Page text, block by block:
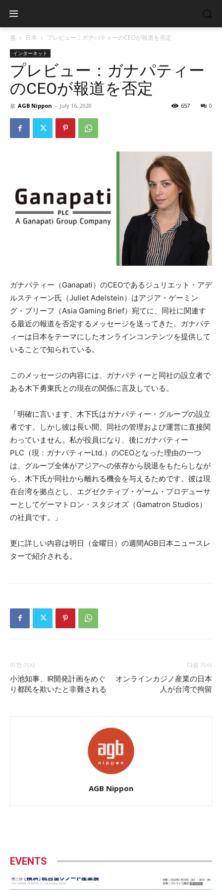
홈 日本 プレビュー：ガナパティーのCEOが報道を否定
インターネット
プレビュー：ガナパティー
のCEOが報道を否定
로 AGB Nippon - July 16, 2020 0
657
ガナパティー（Ganapati）のCEOであるジュリエット・アデ
ルスティーン氏（Juliet Adelstein）はアジア・ゲーミン
グ・ブリーフ（Asia Gaming Brief）宛てに、同社に関連す
る最近の報道を否定するメッセージを送ってきた。ガナパテ
ィーは日本をテーマにしたオンラインコンテンツを提供して
いることで知られている。
このメッセージの内容には、ガナパティーと同社の設立者で
ある木下勇東氏との現在の関係に言及している。
「明確に言います、木下氏はガナパティー・グループの設立
者です。しかし彼は長い間、同社の管理および運営に直接関
わっていません。私が役員になり、後にガナパティー
PLC（現：ガナパティーLtd.）のCEOとなった理由の一つ
は、グループ全体がアジアへの依存から脱退をもたらしなが
ら、木下氏が同社から離れる機会を与えるためです。彼は現
在台湾を拠点とし、エグゼクティブ・ゲーム・プロデューサ
ーとしてゲーマトロン・スタジオズ（Gamatron Studios）
の社員です。」
更に詳しい内容は明日（金曜日）の週間AGB日本ニュースレ
ターで紹介される。
이전 기사
小池知事、IR開発計画をめぐ
り都民を欺いたと非難される
다음 기사
オンラインカジノ産業の日本
人が台湾で拘留
AGB Nippon
EVENTS